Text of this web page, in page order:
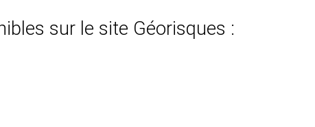
sur le site Géorisques :